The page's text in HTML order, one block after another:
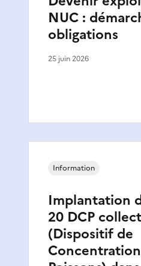
NUC :
obligations
25 juin 2026
Implantation
20 DCP
(Dispositif de
Information